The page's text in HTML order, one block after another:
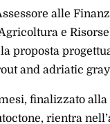
alle
e
proposta
and adriatic
finalizzato
rientra